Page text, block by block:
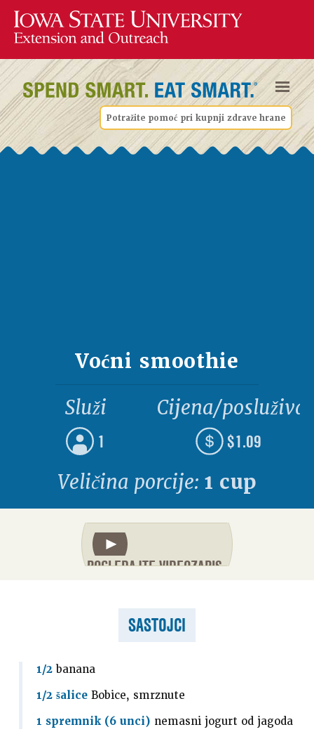
Potražite pomoć pri kupnji zdrave hrane
Voćni smoothie
Služi
1
Cijena/
$1.09
Veličina porcije: 1 cup
POGLEDAJTE VIDEOZAPIS
SASTOJCI
1/2 banana
1/2 šalice Bobice, smrznute
1 spremnik (6 unci) nemasni jogurt od jagoda